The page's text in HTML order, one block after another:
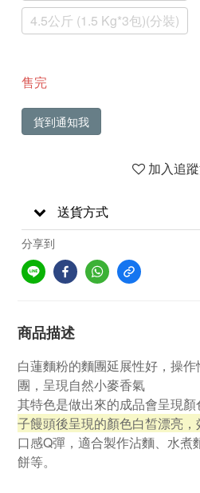
4.5公斤 (1.5 Kg*3包)(分裝)
售完
貨到通知我
加入追
送貨方式
分享到
商品描述
白蓮麵粉的麵團延展性好，操
團，呈現自然小麥香氣
其特色是做出來的成品會呈現
子饅頭後呈現的顏色白皙漂亮，
口感Q彈，適合製作沾麵、水煮
餅等。